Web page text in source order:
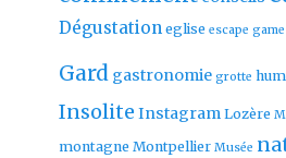
Dégustation eglise escape game
Gard gastronomie grotte
Insolite Instagram Lozère
montagne Montpellier Musée